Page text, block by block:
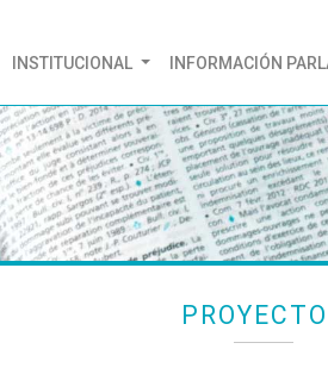
(CURRENT)
INSTITUCIONAL INFORMACIÓN